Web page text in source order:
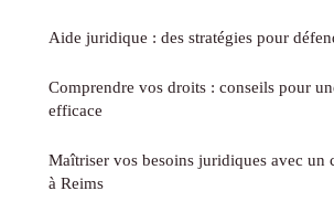
Aide juridique : des stratégies pour
Comprendre vos droits : conseils pour
efficace
Maîtriser vos besoins juridiques avec un
à Reims